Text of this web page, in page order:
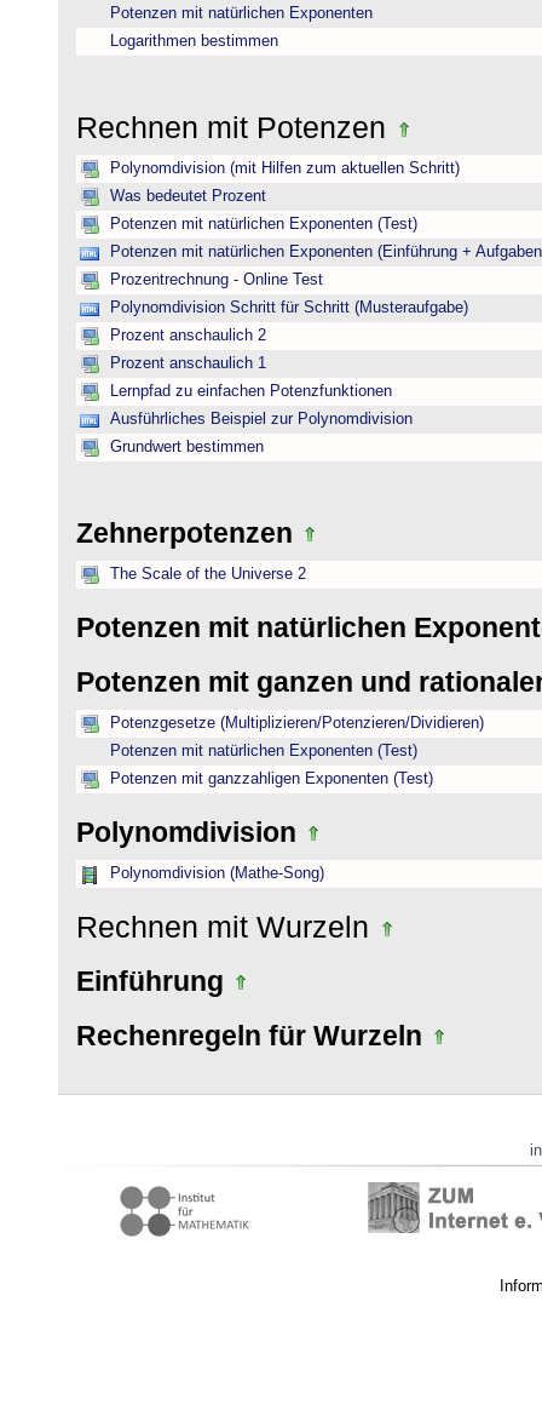
Potenzen mit natürlichen Exponenten
Logarithmen bestimmen
Rechnen mit Potenzen
Polynomdivision (mit Hilfen zum aktuellen Schritt)
Was bedeutet Prozent
Potenzen mit natürlichen Exponenten (Test)
Potenzen mit natürlichen Exponenten (Einführung +
Prozentrechnung - Online Test
Polynomdivision Schritt für Schritt (Musteraufgabe)
Prozent anschaulich 2
Prozent anschaulich 1
Lernpfad zu einfachen Potenzfunktionen
Ausführliches Beispiel zur Polynomdivision
Grundwert bestimmen
Zehnerpotenzen
The Scale of the Universe 2
Potenzen mit natürlichen
Potenzen mit ganzen und
Potenzgesetze (Multiplizieren/Potenzieren/Dividieren)
Potenzen mit natürlichen Exponenten (Test)
Potenzen mit ganzzahligen Exponenten (Test)
Polynomdivision
Polynomdivision (Mathe-Song)
Rechnen mit Wurzeln
Einführung
Rechenregeln für Wurzeln